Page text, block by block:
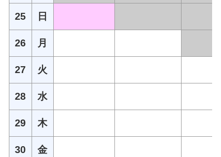
25 日
26 月
27 火
28 水
29 木
30 金